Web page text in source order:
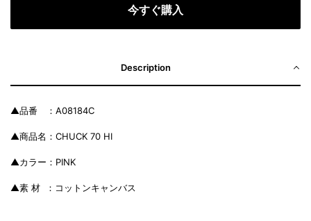
今すぐ購入
Description
▲品番 ：A08184C
▲商品名：CHUCK 70 HI
▲カラー：PINK
▲素 材 ：コットンキャンバス